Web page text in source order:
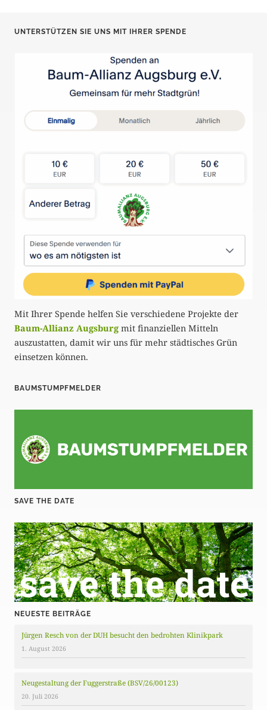
UNTERSTÜTZEN SIE UNS MIT IHRER SPENDE
Mit Ihrer Spende helfen Sie verschiedene Projekte der
Baum-Allianz Augsburg mit finanziellen Mitteln
auszustatten, damit wir uns für mehr städtisches Grün
einsetzen können.
BAUMSTUMPFMELDER
SAVE THE DATE
NEUESTE BEITRÄGE
Jürgen Resch von der DUH besucht den bedrohten Klinikpark
1. August 2026
Neugestaltung der Fuggerstraße (BSV/26/00123)
20. Juli 2026